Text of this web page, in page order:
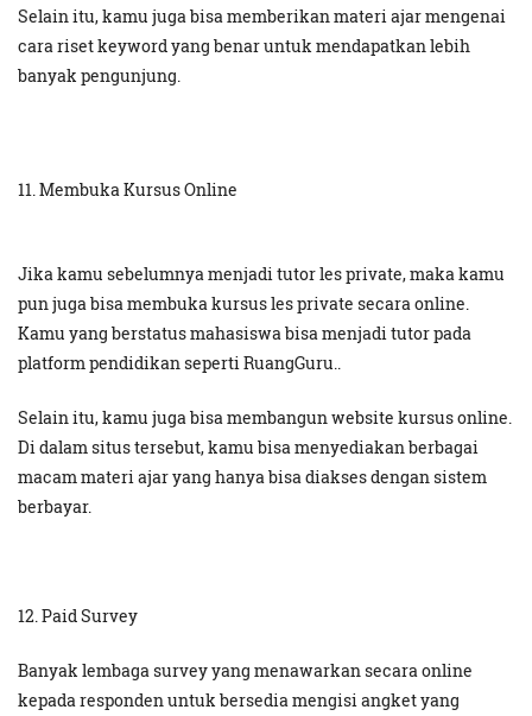
Selain itu, kamu juga bisa memberikan materi ajar mengenai
cara riset keyword yang benar untuk mendapatkan lebih
banyak pengunjung.
11. Membuka Kursus Online
Jika kamu sebelumnya menjadi tutor les private, maka kamu
pun juga bisa membuka kursus les private secara online.
Kamu yang berstatus mahasiswa bisa menjadi tutor pada
platform pendidikan seperti RuangGuru..
Selain itu, kamu juga bisa membangun website kursus online.
Di dalam situs tersebut, kamu bisa menyediakan berbagai
macam materi ajar yang hanya bisa diakses dengan sistem
berbayar.
12. Paid Survey
Banyak lembaga survey yang menawarkan secara online
kepada responden untuk bersedia mengisi angket yang